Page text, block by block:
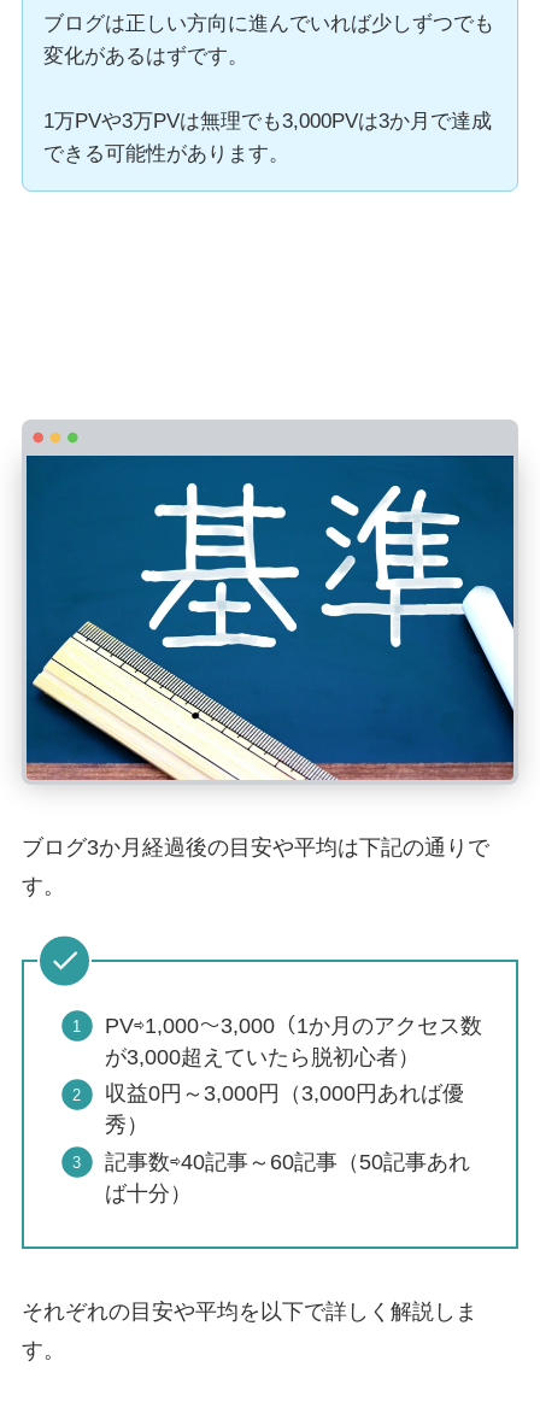
ブログは正しい方向に進んでいれば少しずつでも
変化があるはずです。
1万PVや3万PVは無理でも3,000PVは3か月で達成
できる可能性があります。
ブログ3か月経過後の目安や平均は下記の通りで
す。
PV⇨1,000～3,000（1か月のアクセス数
が3,000超えていたら脱初心者）
収益0円～3,000円（3,000円あれば優
秀）
記事数⇨40記事～60記事（50記事あれ
ば十分）
それぞれの目安や平均を以下で詳しく解説しま
す。